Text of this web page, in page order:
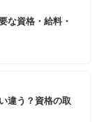
な資格・給料・
違う？資格の取